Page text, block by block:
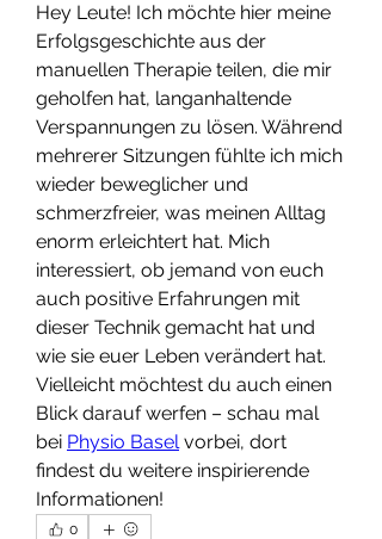
Hey Leute! Ich möchte hier meine
Erfolgsgeschichte aus der
manuellen Therapie teilen, die mir
geholfen hat, langanhaltende
Verspannungen zu lösen. Während
mehrerer Sitzungen fühlte ich mich
wieder beweglicher und
schmerzfreier, was meinen Alltag
enorm erleichtert hat. Mich
interessiert, ob jemand von euch
auch positive Erfahrungen mit
dieser Technik gemacht hat und
wie sie euer Leben verändert hat.
Vielleicht möchtest du auch einen
Blick darauf werfen – schau mal
bei Physio Basel vorbei, dort
findest du weitere inspirierende
Informationen!
0